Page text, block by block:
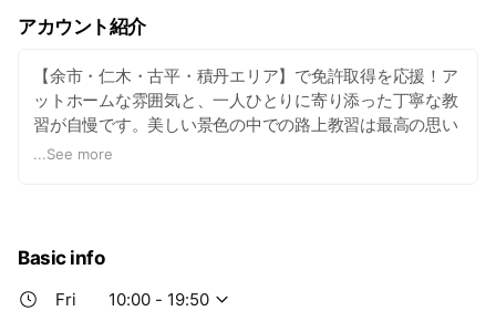
アカウント紹介
【余市・仁木・古平・積丹エリア】で免許取得を応援！ア
ットホームな雰囲気と、一人ひとりに寄り添った丁寧な教
習が自慢です。美しい景色の中での路上教習は最高の思い
出になりますよ！
...See more
Basic info
Fri
10:00 - 19:50